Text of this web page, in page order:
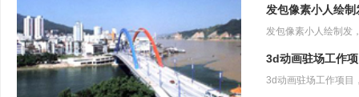
发包像素小人绘制
3d动画驻场工作